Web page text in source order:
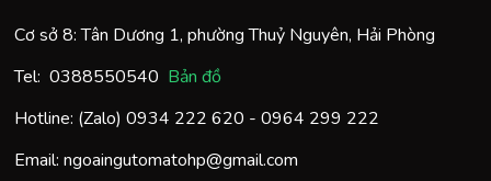
Cơ sở 8: Tân Dương 1, phường Thuỷ Nguyên, Hải Phòng
Tel: 0388550540 Bản đồ
Hotline: (Zalo) 0934 222 620 - 0964 299 222
Email: ngoaingutomatohp@gmail.com